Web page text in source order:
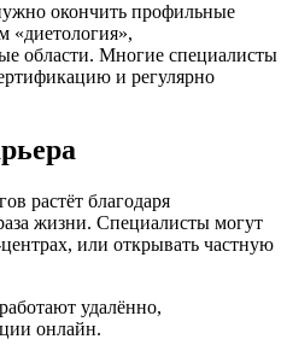
окончить профильные
«диетология»,
области. Многие специалисты
и регулярно
растёт благодаря
жизни. Специалисты могут
или открывать частную
удалённо,
онлайн.